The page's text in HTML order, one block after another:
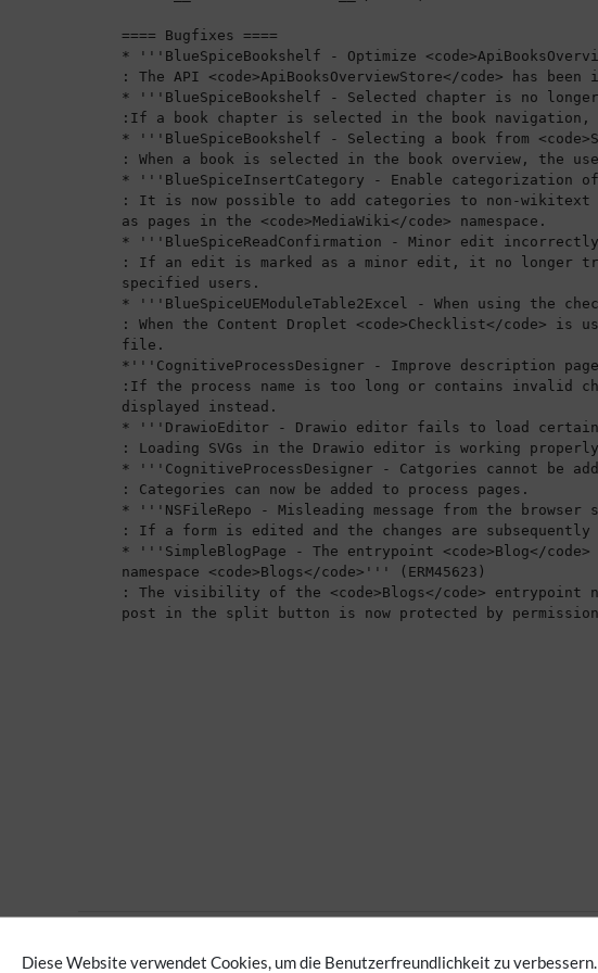
Diese Website verwendet Cookies, um die Benutzerfreundlichkeit zu verbessern.
Keine Kategorien vergeben